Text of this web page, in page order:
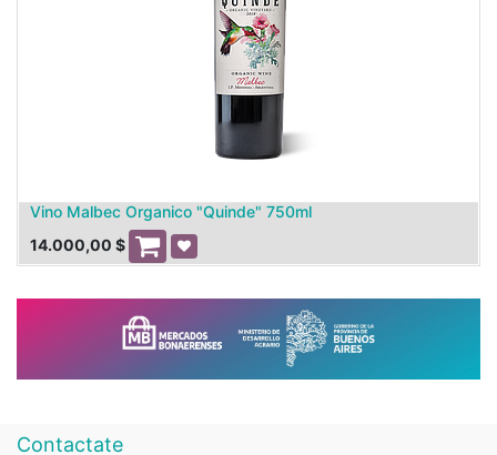
Vino Malbec Organico "Quinde" 750ml
14.000,00 $
Contactate